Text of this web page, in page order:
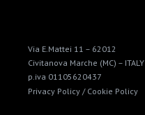
Via E.Mattei 11 – 62012
Civitanova Marche (MC) – ITALY
p.iva 01105620437
Privacy Policy / Cookie Policy